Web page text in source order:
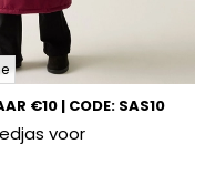
€10 | CODE: SAS10
voor